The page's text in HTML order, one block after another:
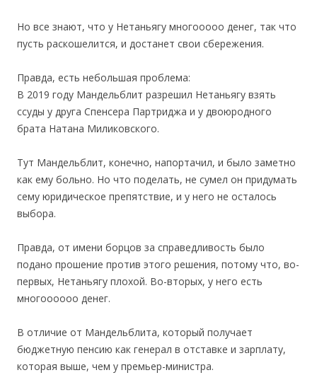
Но все знают, что у Нетаньягу многооооо денег, так что
пусть раскошелится, и достанет свои сбережения.
Правда, есть небольшая проблема:
В 2019 году Мандельблит разрешил Нетаньягу взять
ссуды у друга Спенсера Партриджа и у двоюродного
брата Натана Миликовского.
Тут Мандельблит, конечно, напортачил, и было заметно
как ему больно. Но что поделать, не сумел он придумать
сему юридическое препятствие, и у него не осталось
выбора.
Правда, от имени борцов за справедливость было
подано прошение против этого решения, потому что, во-
первых, Нетаньягу плохой. Во-вторых, у него есть
многоооооо денег.
В отличие от Мандельблита, который получает
бюджетную пенсию как генерал в отставке и зарплату,
которая выше, чем у премьер-министра.